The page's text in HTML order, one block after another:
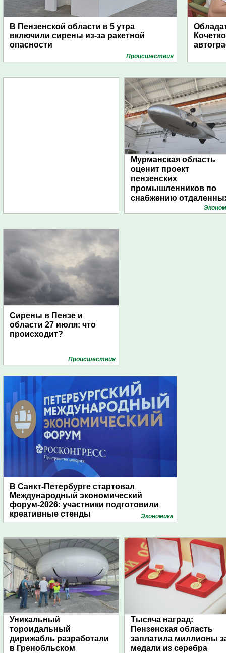
В Пензенской области в 5 утра
включили сирены из-за ракетной
опасности
Проиcшествия
Мурманская область
оценит проект
пензенских
промышленников по
снабжению
поселений с помощью
Сирены в Пензе и
области 27 июля: что
происходит?
Проиcшествия
В Санкт-Петербурге стартовал
Международный экономический
форум-2026: участники подготовили
креативные стенды
Экономика
Уникальный
тороидальный
дирижабль разработали
в Гренобльском
Тысяча наград:
Пензенская область
заплатила миллионы
медали из серебра